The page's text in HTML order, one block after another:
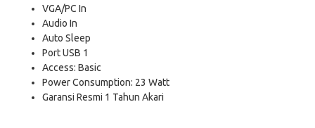
VGA/PC In
Audio In
Auto Sleep
Port USB 1
Access: Basic
Power Consumption: 23 Watt
Garansi Resmi 1 Tahun Akari